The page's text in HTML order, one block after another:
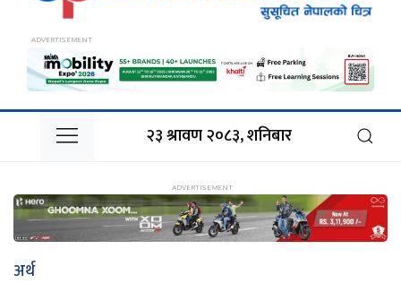
२३ श्रावण २०८३, शनिबार
अर्थ